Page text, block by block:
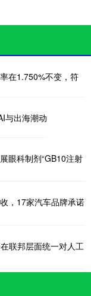
在1.750%不变，符
与出海潮动
眼科制剂“GB10注射
，17家汽车品牌承诺
联邦层面统一对人工